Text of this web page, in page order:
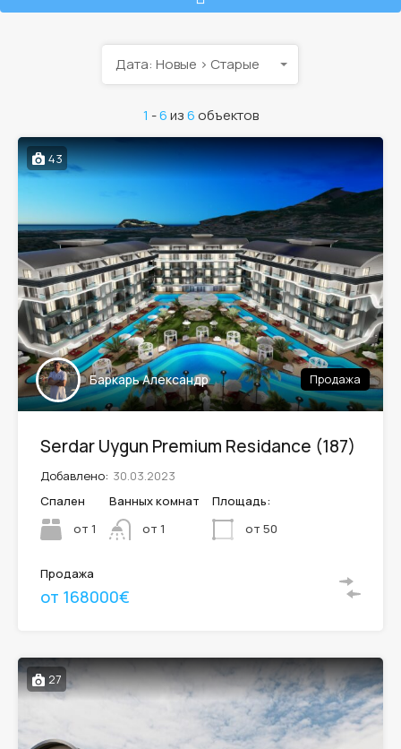
Leaflet| ©OpenStreetMapcontributors
1 -6из6 объектов
Дата: Новые > Старые
43
Баркарь Александр Продажа
Serdar Uygun Premium Residance (187)
Добавлено: 30.03.2023
Спален
от 1
Ванных комнат
от 1
Площадь:
от 50
Продажа
от 168000€
27